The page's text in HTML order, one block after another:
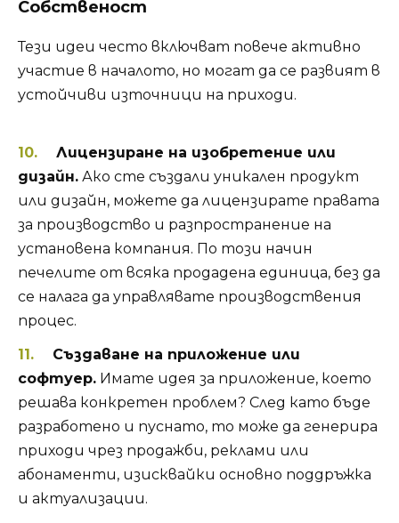
Собственост
Тези идеи често включват повече активно
участие в началото, но могат да се развият в
устойчиви източници на приходи.
Лицензиране на изобретение или
дизайн. Ако сте създали уникален продукт
или дизайн, можете да лицензирате правата
за производство и разпространение на
установена компания. По този начин
печелите от всяка продадена единица, без да
се налага да управлявате производствения
процес.
Създаване на приложение или
софтуер. Имате идея за приложение, което
решава конкретен проблем? След като бъде
разработено и пуснато, то може да генерира
приходи чрез продажби, реклами или
абонаменти, изисквайки основно поддръжка
и актуализации.